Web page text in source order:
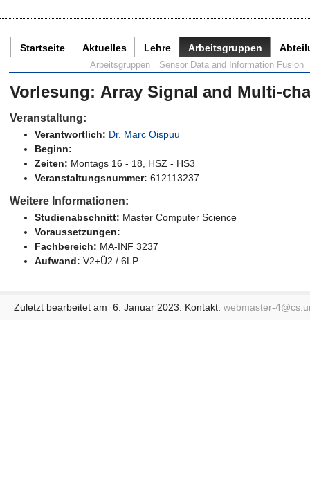
Startseite Aktuelles Lehre Arbeitsgruppen
Arbeitsgruppen Sensor Data and Information Fusion
Vorlesung: Array Signal and Multi-
Veranstaltung:
Verantwortlich: Dr. Marc Oispuu
Beginn:
Zeiten: Montags 16 - 18, HSZ - HS3
Veranstaltungsnummer: 612113237
Weitere Informationen:
Studienabschnitt: Master Computer Science
Voraussetzungen:
Fachbereich: MA-INF 3237
Aufwand: V2+Ü2 / 6LP
Zuletzt bearbeitet am 6. Januar 2023. Kontakt: webmaster-4@